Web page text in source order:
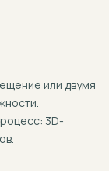
или двумя
3D-